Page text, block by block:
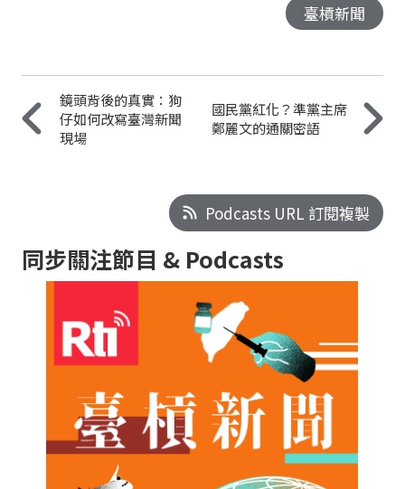
臺槓新聞
鏡頭背後的真實：狗
仔如何改寫臺灣新聞
現場
國民黨紅化？準黨主席
鄭麗文的通關密語
Podcasts URL 訂閱複製
同步關注節目 & Podcasts